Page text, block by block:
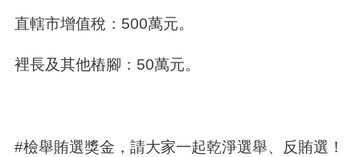
直轄市增值稅： 500萬元。
裡長及其他樁腳： 50萬元。
#檢舉賄選獎金，請大家一起乾淨選舉、反賄選！